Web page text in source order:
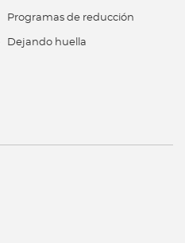
Programas de reducción
Dejando huella